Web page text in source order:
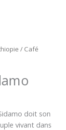
/ Café
doit son
vivant dans